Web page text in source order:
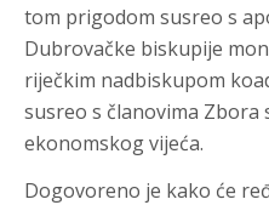
tom prigodom susreo s
Dubrovačke biskupije
riječkim nadbiskupom
susreo s članovima
ekonomskog vijeća.
Dogovoreno je kako će